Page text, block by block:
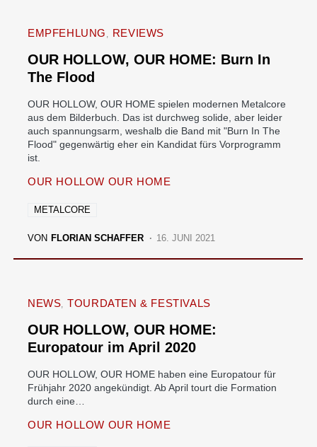
EMPFEHLUNG REVIEWS
OUR HOLLOW, OUR HOME: Burn In
The Flood
OUR HOLLOW, OUR HOME spielen modernen Metalcore
aus dem Bilderbuch. Das ist durchweg solide, aber leider
auch spannungsarm, weshalb die Band mit "Burn In The
Flood" gegenwärtig eher ein Kandidat fürs Vorprogramm
ist.
OUR HOLLOW OUR HOME
METALCORE
VON FLORIAN SCHAFFER 16. JUNI 2021
NEWS TOURDATEN & FESTIVALS
OUR HOLLOW, OUR HOME:
Europatour im April 2020
OUR HOLLOW, OUR HOME haben eine Europatour für
Frühjahr 2020 angekündigt. Ab April tourt die Formation
durch eine…
OUR HOLLOW OUR HOME